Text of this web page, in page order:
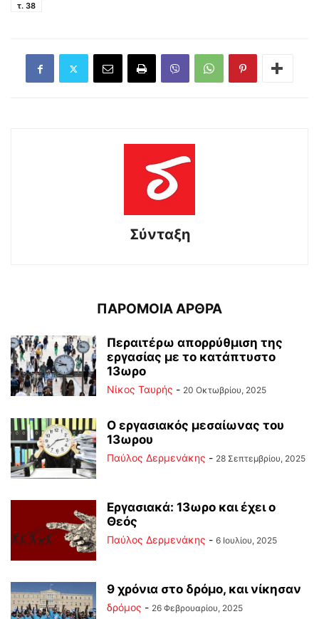
τ. 38
Σύνταξη
ΠΑΡΟΜΟΙΑ ΑΡΘΡΑ
Περαιτέρω απορρύθμιση της
εργασίας με το κατάπτυστο
13ωρο
Νίκος Ταυρής - 20 Οκτωβρίου, 2025
Ο εργασιακός μεσαίωνας του
13ωρου
Παύλος Δερμενάκης - 28 Σεπτεμβρίου, 2025
Εργασιακά: 13ωρο και έχει ο
Θεός
Παύλος Δερμενάκης - 6 Ιουλίου, 2025
9 χρόνια στο δρόμο, και νίκησαν
δρόμος - 26 Φεβρουαρίου, 2025